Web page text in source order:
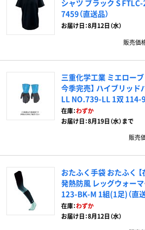
シャツ ブラック S
7459（直送品）
お届け日：8月12日（水）
販売価
三重化学工業 ミエロー
今季完売】 ハイブリッ
LL NO.739-LL 1双 114-
在庫：わずか
お届け日：8月19日（水）まで
販売
おたふく手袋 おたふく
発熱防風 レッグウォー
123-BK-M 1組(1足)（直送
在庫：わずか
お届け日：8月12日（水）